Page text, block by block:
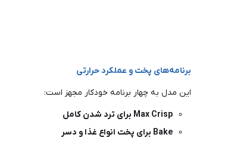
برنامه‌های پخت و عملکرد حرارتی
این مدل به چهار برنامه خودکار مجهز است:
Max Crisp برای ترد شدن کامل
Bake برای پخت انواع غذا و دسر